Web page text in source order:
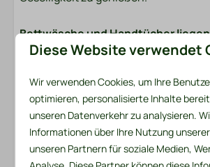
Garten
Lounge-Set
Liegestühle
Sonnenschutz: Markise
Terrasse: Abgedeckt
Bettwäsche und Handtücher
Das Bettwäschepaket pro Person
Kissenbezug. Im Handtuchpaket
ein kleines als auch ein großes
sind ein Küchentuch und ein
vorhanden. Für den ersten Tag gibt
praktisches Service-Set. Dazu
Diese Website verwendet
Wir verwenden Cookies, um Ihre
optimieren, personalisierte Inhalte
unseren Datenverkehr zu analysieren.
Informationen über Ihre Nutzung
unseren Partnern für soziale Medien,